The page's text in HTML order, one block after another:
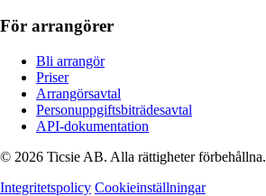
För arrangörer
Bli arrangör
Priser
Arrangörsavtal
Personuppgiftsbiträdesavtal
API-dokumentation
© 2026 Ticsie AB. Alla rättigheter förbehållna.
Integritetspolicy Cookieinställningar